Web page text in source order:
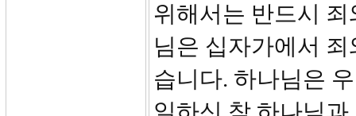
위해서는 반드시
님은 십자가에서
습니다. 하나님은